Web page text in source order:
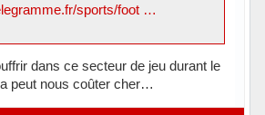
sports/foot …
dans ce secteur de jeu durant le
peut nous coûter cher…